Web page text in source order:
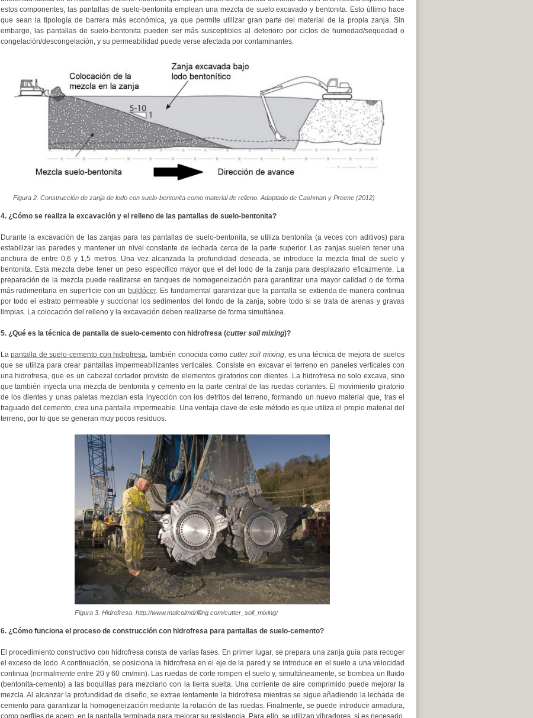
estos componentes, las pantallas de suelo-bentonita emplean una mezcla de suelo excavado y bentonita. Esto último hace
que sean la tipología de barrera más económica, ya que permite utilizar gran parte del material de la propia zanja. Sin
embargo, las pantallas de suelo-bentonita pueden ser más susceptibles al deterioro por ciclos de humedad/sequedad o
congelación/descongelación, y su permeabilidad puede verse afectada por contaminantes.
Figura 2. Construcción de zanja de lodo con suelo-bentonita como material de relleno. Adaptado de Cashman y Preene (2012)
4. ¿Cómo se realiza la excavación y el relleno de las pantallas de suelo-bentonita?
Durante la excavación de las zanjas para las pantallas de suelo-bentonita, se utiliza bentonita (a veces con aditivos) para
estabilizar las paredes y mantener un nivel constante de lechada cerca de la parte superior. Las zanjas suelen tener una
anchura de entre 0,6 y 1,5 metros. Una vez alcanzada la profundidad deseada, se introduce la mezcla final de suelo y
bentonita. Esta mezcla debe tener un peso específico mayor que el del lodo de la zanja para desplazarlo eficazmente. La
preparación de la mezcla puede realizarse en tanques de homogeneización para garantizar una mayor calidad o de forma
más rudimentaria en superficie con un buldócer. Es fundamental garantizar que la pantalla se extienda de manera continua
por todo el estrato permeable y succionar los sedimentos del fondo de la zanja, sobre todo si se trata de arenas y gravas
limpias. La colocación del relleno y la excavación deben realizarse de forma simultánea.
5. ¿Qué es la técnica de pantalla de suelo-cemento con hidrofresa (cutter soil mixing)?
Lapantalla de suelo-cemento con hidrofresa, también conocida como cutter soil mixing, es una técnica de mejora de suelos
que se utiliza para crear pantallas impermeabilizantes verticales. Consiste en excavar el terreno en paneles verticales con
una hidrofresa, que es un cabezal cortador provisto de elementos giratorios con dientes. La hidrofresa no solo excava, sino
que también inyecta una mezcla de bentonita y cemento en la parte central de las ruedas cortantes. El movimiento giratorio
de los dientes y unas paletas mezclan esta inyección con los detritos del terreno, formando un nuevo material que, tras el
fraguado del cemento, crea una pantalla impermeable. Una ventaja clave de este método es que utiliza el propio material del
terreno, por lo que se generan muy pocos residuos.
Figura 3. Hidrofresa. http://www.malcolmdrilling.com/cutter_soil_mixing/
6. ¿Cómo funciona el proceso de construcción con hidrofresa para pantallas de suelo-cemento?
El procedimiento constructivo con hidrofresa consta de varias fases. En primer lugar, se prepara una zanja guía para recoger
el exceso de lodo. A continuación, se posiciona la hidrofresa en el eje de la pared y se introduce en el suelo a una velocidad
continua (normalmente entre 20 y 60 cm/min). Las ruedas de corte rompen el suelo y, simultáneamente, se bombea un fluido
(bentonita-cemento) a las boquillas para mezclarlo con la tierra suelta. Una corriente de aire comprimido puede mejorar la
mezcla. Al alcanzar la profundidad de diseño, se extrae lentamente la hidrofresa mientras se sigue añadiendo la lechada de
cemento para garantizar la homogeneización mediante la rotación de las ruedas. Finalmente, se puede introducir armadura,
como perfiles de acero, en la pantalla terminada para mejorar su resistencia. Para ello, se utilizan vibradores, si es necesario,